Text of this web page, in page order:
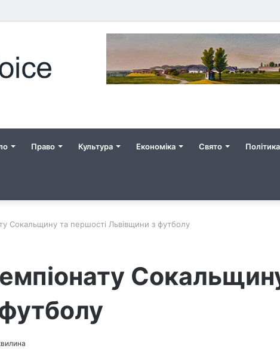
Право Культура Економіка Свято Політика
Сокальщину та першості Львівщини з футболу